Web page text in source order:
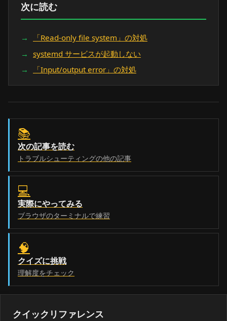
次に読む
「Read-only file system」の対処
systemd サービスが起動しない
「Input/output error」の対処
📚
次の記事を読む
トラブルシューティングの他の記事
💻
実際にやってみる
ブラウザのターミナルで練習
🧠
クイズに挑戦
理解度をチェック
クイックリファレンス